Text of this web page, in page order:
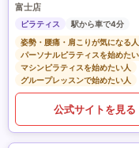
富士店
ピラティス
駅から車で4分
姿勢・腰痛・肩こりが気になる人
パーソナルピラティスを始めた
マシンピラティスを始めたい人
グループレッスンで始めたい人
公式サイトを見る